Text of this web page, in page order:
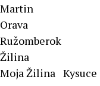
Martin
Orava
Ružomberok
Žilina
Moja Žilina Kysuce